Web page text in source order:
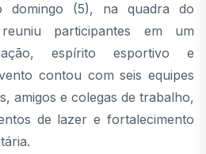
domingo (5), na quadra do
participantes em um
espírito esportivo e
contou com seis equipes
amigos e colegas de trabalho,
de lazer e fortalecimento